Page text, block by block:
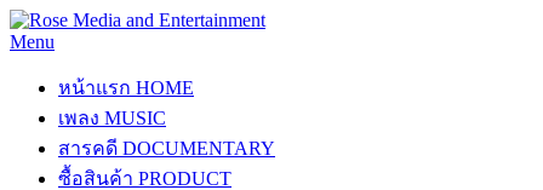
Menu
หน้าแรก HOME
เพลง MUSIC
สารคดี DOCUMENTARY
ซื้อสินค้า PRODUCT